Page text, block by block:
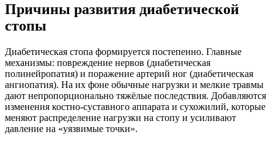
Причины развития диабетической
стопы
Диабетическая стопа формируется постепенно. Главные
механизмы: повреждение нервов (диабетическая
полинейропатия) и поражение артерий ног (диабетическая
ангиопатия). На их фоне обычные нагрузки и мелкие травмы
дают непропорционально тяжёлые последствия. Добавляются
изменения костно-суставного аппарата и сухожилий, которые
меняют распределение нагрузки на стопу и усиливают
давление на «уязвимые точки».